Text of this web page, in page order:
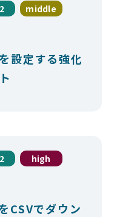
middle
設定する強化
high
CSVでダウン